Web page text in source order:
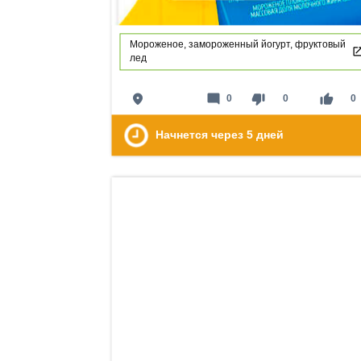
Мороженое, замороженный йогурт, фруктовый
лед
place thumb_down 0 thumb_up 0
mode_comment 0
Начнется через 5 дней